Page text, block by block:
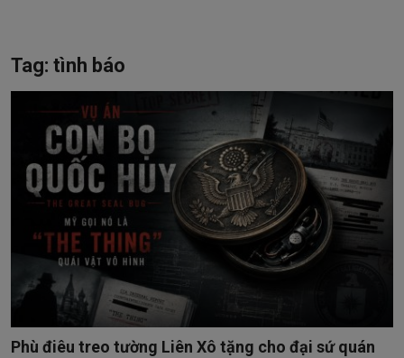
Pháp luật
Sức khỏe
Kinh tế, tài chính
Công nghệ
Thư Viện
Tag: tình báo
Phù điêu treo tường Liên Xô tặng cho đại sứ quán